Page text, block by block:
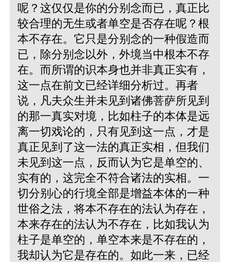
呢？这仅仅是你的分别念而已，真正比
较合理的无生或者单空是否存在呢？根
本不存在。它只是分别念的一种假造而
已，除分别念以外，外境当中根本不存
在。而所谓的识本身也并非真正实有，
这一点在前文已经详细分析过。再者
说，凡夫众生并未见到诸佛菩萨所见到
的那一真实对境，比如柱子的本体是远
离一切戏论的，只有见到这一点，才是
真正见到了这一法的真正实相，但我们
未见到这一点，反而认为它是单空的、
实有的，这完全不符合诸法的实相。一
切分别心的行境全部是增益本体的一种
世俗之法，将本不存在的法认为存在，
本来存在的法认为不存在，比如我认为
柱子是单空的，单空本来是不存在的，
我却认为它是存在的。如此一来，已经